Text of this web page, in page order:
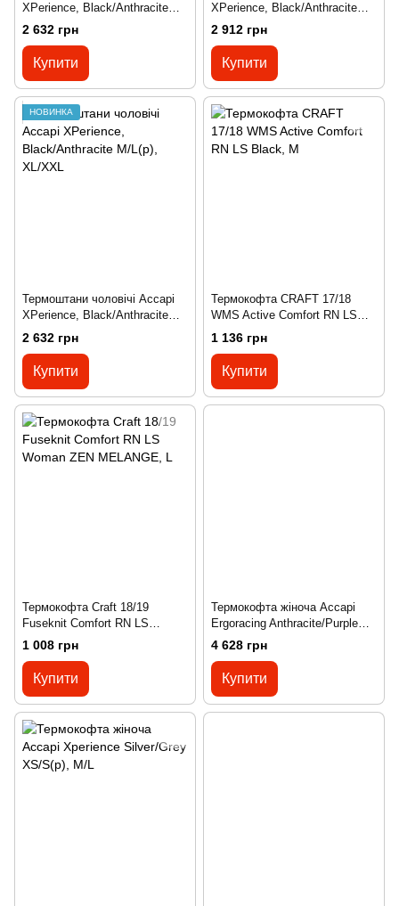
XPerience, Black/Anthracite
M/L(р), XL/XXL
2 632 грн
Купити
XPerience, Black/Anthracite
M/L(р), M/L
2 912 грн
Купити
НОВИНКА
Термоштани чоловічі Accapi
XPerience, Black/Anthracite
M/L(р), XL/XXL
2 632 грн
Купити
Термокофта CRAFT 17/18
WMS Active Comfort RN LS
Black, M
1 136 грн
Купити
Термокофта Craft 18/19
Fuseknit Comfort RN LS
Woman ZEN MELANGE, L
1 008 грн
Купити
Термокофта жіноча Accapi
Ergoracing Anthracite/Purple
XS/S(р), M/L
4 628 грн
Купити